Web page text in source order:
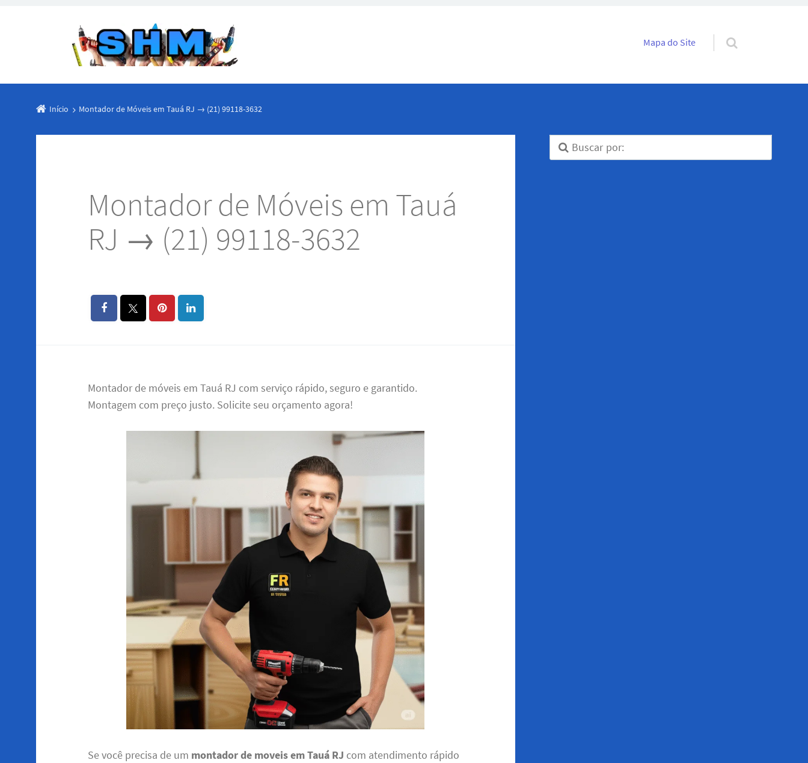
Pular para o conteúdo
Mapa do Site
Início Montador de Móveis em Tauá RJ → (21) 99118-3632
Montador de Móveis em Tauá
RJ → (21) 99118-3632
Montador de móveis em Tauá RJ com serviço rápido, seguro e garantido.
Montagem com preço justo. Solicite seu orçamento agora!
Se você precisa de um montador de moveis em Tauá RJ com atendimento rápido